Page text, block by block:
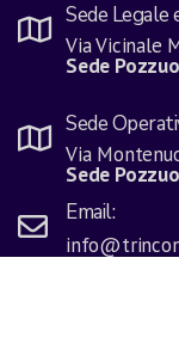
Sede Legale
Via Vicinale
Sede
Sede
Via
Sede
Email: